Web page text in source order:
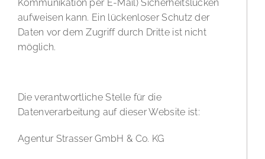
Kommunikation per E-Mail) Sicherheitslücken
aufweisen kann. Ein lückenloser Schutz der
Daten vor dem Zugriff durch Dritte ist nicht
möglich.
Die verantwortliche Stelle für die
Datenverarbeitung auf dieser Website ist:
Agentur Strasser GmbH & Co. KG